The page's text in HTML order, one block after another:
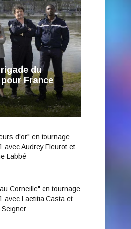
du
France
d'or" en tournage
avec Audrey Fleurot et
Labbé
Corneille" en tournage
avec Laetitia Casta et
Seigner